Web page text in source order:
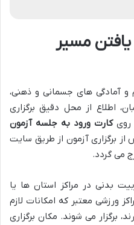
مسیر
آمادگی های جسمانی و ذهنی،
اطلاع از محل دقیق برگزاری
رویکارت ورود به جلسه آزمون
برگزاری آزمون از طریق سایت
می گردد.
بدنی در مراکز استان ها یا
ورزشی معتبر که امکانات لازم
برگزار می شوند. مکان برگزاری